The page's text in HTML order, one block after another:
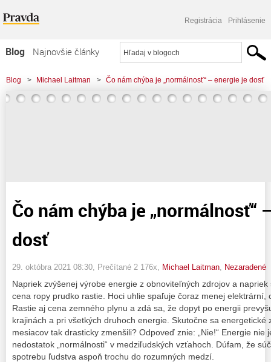
Registrácia Prihlásenie
Blog
Najnovšie články
Najčítanejšie články
Najkomentovanejšie články
Blog > Michael Laitman > Čo nám chýba je „normálnosť“ – energie je dosť
Čo nám chýba je „normálnosť“
dosť
29. októbra 2021 08:30 , Prečítané 2 176x, Michael Laitman Nezaradené
Napriek zvýšenej výrobe energie z obnoviteľných zdrojov a
cena ropy prudko rastie. Hoci uhlie spaľuje čoraz menej elektrární,
Rastie aj cena zemného plynu a zdá sa, že dopyt po energii
krajinách a pri všetkých druhoch energie. Skutočne sa energetické
mesiacov tak drasticky zmenšili? Odpoveď znie: „Nie!“ Energie nie
nedostatok „normálnosti“ v medziľudských vzťahoch. Dúfam, že
spotrebu ľudstva aspoň trochu do rozumných medzí.